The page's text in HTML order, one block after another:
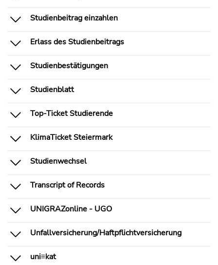
Studienbeitrag einzahlen
Erlass des Studienbeitrags
Studienbestätigungen
Studienblatt
Top-Ticket Studierende
KlimaTicket Steiermark
Studienwechsel
Transcript of Records
UNIGRAZonline - UGO
Unfallversicherung/Haftpflichtversicherung
uni≡kat